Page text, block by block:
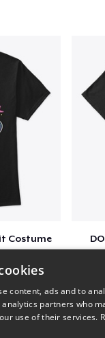
Costume
content, ads and to
partners who
use of their services.